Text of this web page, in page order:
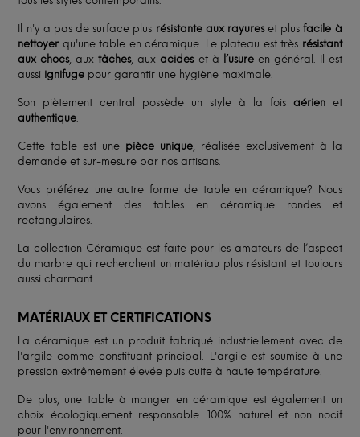
Il n'y a pas de surface plus résistante aux rayureset plusfacile à
nettoyer qu'une table en céramique. Le plateau est très résistant
aux chocs, auxtâches, auxacideset à l’usureen général. Il est
aussi ignifuge pour garantir une hygiène maximale.
Son piètement central possède un style à la fois aérienet
authentique
Cette table est une pièce unique, réalisée exclusivement à la
demande et sur-mesure par nos artisans.
Vous préférez une autre forme de table en céramique? Nous
avons également des tables en céramique rondes et
rectangulaires.
La collection Céramique est faite pour les amateurs de l’aspect
du marbre qui recherchent un matériau plus résistant et toujours
aussi charmant.
MATÉRIAUX ET CERTIFICATIONS
La céramique est un produit fabriqué industriellement avec de
l'argile comme constituant principal. L'argile est soumise à une
pression extrêmement élevée puis cuite à haute température.
De plus, une table à manger en céramique est également un
choix écologiquement responsable. 100% naturel et non nocif
pour l'environnement.